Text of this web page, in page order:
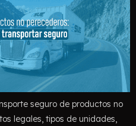
seguro de productos no
legales, tipos de unidades,